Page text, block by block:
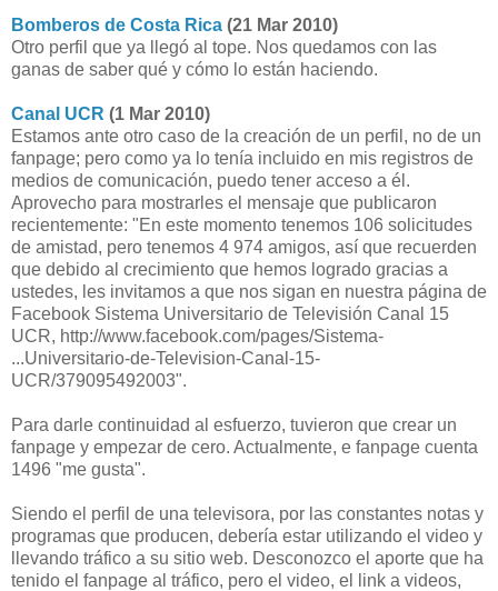
Bomberos de Costa Rica (21 Mar 2010)
Otro perfil que ya llegó al tope. Nos quedamos con las
ganas de saber qué y cómo lo están haciendo.
Canal UCR (1 Mar 2010)
Estamos ante otro caso de la creación de un perfil, no de un
fanpage; pero como ya lo tenía incluido en mis registros de
medios de comunicación, puedo tener acceso a él.
Aprovecho para mostrarles el mensaje que publicaron
recientemente: "En este momento tenemos 106 solicitudes
de amistad, pero tenemos 4 974 amigos, así que recuerden
que debido al crecimiento que hemos logrado gracias a
ustedes, les invitamos a que nos sigan en nuestra página de
Facebook Sistema Universitario de Televisión Canal 15
UCR, http://www.facebook.com/pages/Sistema-
...Universitario-de-Television-Canal-15-
UCR/379095492003".
Para darle continuidad al esfuerzo, tuvieron que crear un
fanpage y empezar de cero. Actualmente, e fanpage cuenta
1496 "me gusta".
Siendo el perfil de una televisora, por las constantes notas y
programas que producen, debería estar utilizando el video y
llevando tráfico a su sitio web. Desconozco el aporte que ha
tenido el fanpage al tráfico, pero el video, el link a videos,